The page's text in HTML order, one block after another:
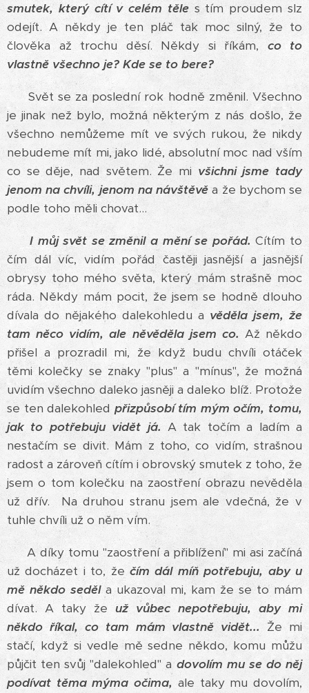
smutek, který cítí v celém těles tím proudem slz
odejít. A někdy je ten pláč tak moc silný, že to
člověka až trochu děsí. Někdy si říkám, co to
vlastně všechno je? Kde se to bere?
Svět se za poslední rok hodně změnil. Všechno
je jinak než bylo, možná některým z nás došlo, že
všechno nemůžeme mít ve svých rukou, že nikdy
nebudeme mít mi, jako lidé, absolutní moc nad vším
co se děje, nad světem. Že mi všichni jsme tady
jenom na chvíli, jenom na návštěvě a že bychom se
podle toho měli chovat...
I můj svět se změnil a mění se pořád. Cítím to
čím dál víc, vidím pořád častěji jasnější a jasnější
obrysy toho mého světa, který mám strašně moc
ráda. Někdy mám pocit, že jsem se hodně dlouho
dívala do nějakého dalekohledu a věděla jsem, že
tam něco vidím, ale něvěděla jsem co. Až někdo
přišel a prozradil mi, že když budu chvíli otáček
těmi kolečky se znaky "plus" a "mínus", že možná
uvidím všechno daleko jasněji a daleko blíž. Protože
se ten dalekohled přizpůsobí tím mým očím, tomu,
jak to potřebuju vidět já. A tak točím a ladím a
nestačím se divit. Mám z toho, co vidím, strašnou
radost a zároveň cítím i obrovský smutek z toho, že
jsem o tom kolečku na zaostření obrazu nevěděla
už dřív. Na druhou stranu jsem ale vdečná, že v
tuhle chvíli už o něm vím.
A díky tomu "zaostření a přiblížení" mi asi začíná
už docházet i to, že čím dál míň potřebuju, aby u
mě někdo seděl a ukazoval mi, kam že se to mám
dívat. A taky že už vůbec nepotřebuju, aby mi
někdo říkal, co tam mám vlastně vidět... Že mi
stačí, když si vedle mě sedne někdo, komu můžu
půjčit ten svůj "dalekohled" a dovolím mu se do něj
podívat těma mýma očima, ale taky mu dovolím,